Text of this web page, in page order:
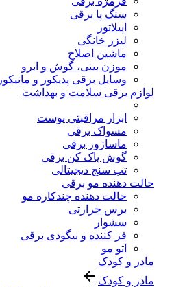
سنگ پا برقی
اپیلاتور
لیزر خانگی
ماشین اصلاح
موزن بینی، گوش و ابرو
وسایل برقی پدیکور و مانیکور
لوازم برقی سلامت و بهداشت
ابزار مراقبتی پوست
مسواک برقی
ماساژور برقی
گوش پاک کن برقی
تب سنج دیجیتالی
حالت دهنده مو برقی
حالت دهنده چندکاره مو
برس حرارتی
سشوار
فر کننده و بیگودی برقی
اتو مو
مادر و کودک
مادر و کودک